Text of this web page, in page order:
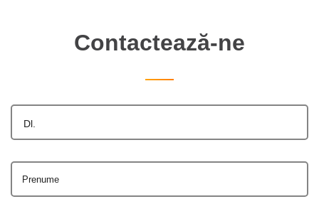
Contactează-ne
Dl.
Prenume